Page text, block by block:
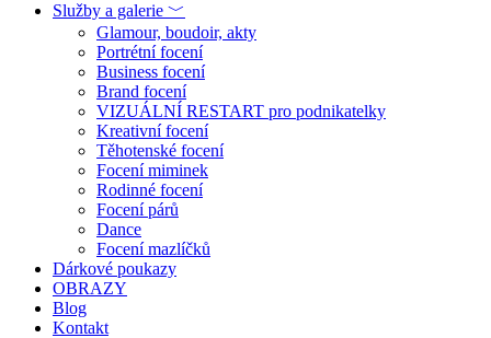
Služby a galerie ﹀
Glamour, boudoir, akty
Portrétní focení
Business focení
Brand focení
VIZUÁLNÍ RESTART pro podnikatelky
Kreativní focení
Těhotenské focení
Focení miminek
Rodinné focení
Focení párů
Dance
Focení mazlíčků
Dárkové poukazy
OBRAZY
Blog
Kontakt